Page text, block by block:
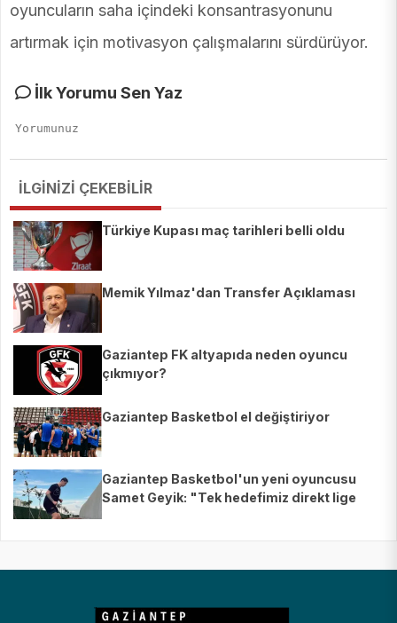
oyuncuların saha içindeki konsantrasyonunu
artırmak için motivasyon çalışmalarını sürdürüyor.
İlk Yorumu Sen Yaz
İLGİNİZİ ÇEKEBİLİR
Türkiye Kupası maç tarihleri belli oldu
Memik Yılmaz'dan Transfer Açıklaması
Gaziantep FK altyapıda neden oyuncu
çıkmıyor?
Gaziantep Basketbol el değiştiriyor
Gaziantep Basketbol'un yeni oyuncusu
Samet Geyik: "Tek hedefimiz direkt lige